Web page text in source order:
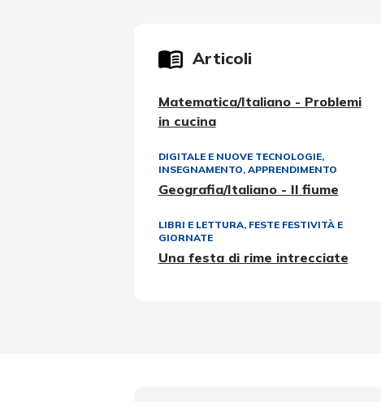
Articoli
Matematica/Italiano - Problemi
in cucina
DIGITALE E NUOVE TECNOLOGIE,
INSEGNAMENTO, APPRENDIMENTO
Geografia/Italiano - Il fiume
LIBRI E LETTURA, FESTE FESTIVITÀ E
GIORNATE
Una festa di rime intrecciate